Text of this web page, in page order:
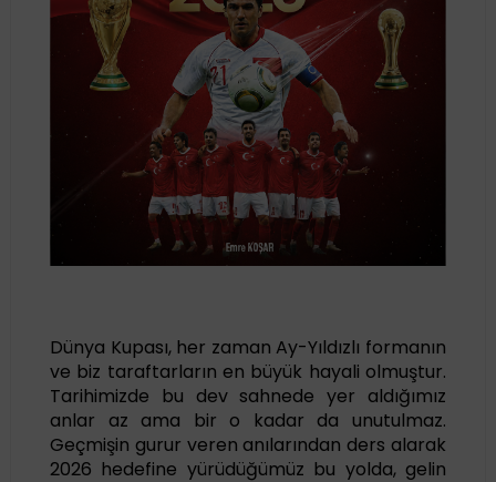
Dünya Kupası, her zaman Ay-Yıldızlı formanın
ve biz taraftarların en büyük hayali olmuştur.
Tarihimizde bu dev sahnede yer aldığımız
anlar az ama bir o kadar da unutulmaz.
Geçmişin gurur veren anılarından ders alarak
2026 hedefine yürüdüğümüz bu yolda, gelin